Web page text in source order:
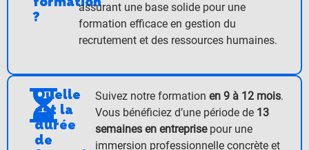
?
assurant une base solide pour une
formation efficace en gestion du
recrutement et des ressources humaines.
Quelle
est la
durée
de
Suivez notre formationen 9 à 12 mois.
Vous bénéficiez d’une période de 13
semaines en entreprisepour une
immersion professionnelle concrète et